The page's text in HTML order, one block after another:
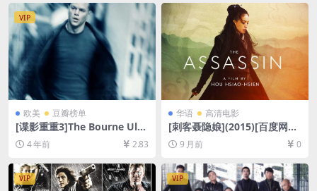
VIP
欧美 豆瓣榜单
[谍影重重3]The Bourne Ulti
matum (2007)[百度网盘+迅
雷云盘资源1080P超清未删减]
[MP4/7.4GB][中英字幕]
4 年前 2.83
华语 高清电影
[刺客聂隐娘](2015)[百度网盘
+夸克网盘1080P超清未删减
资源][网盘在线播放/下载][MP
4/7.5GB][中文字幕]
9 月前 0
VIP VIP